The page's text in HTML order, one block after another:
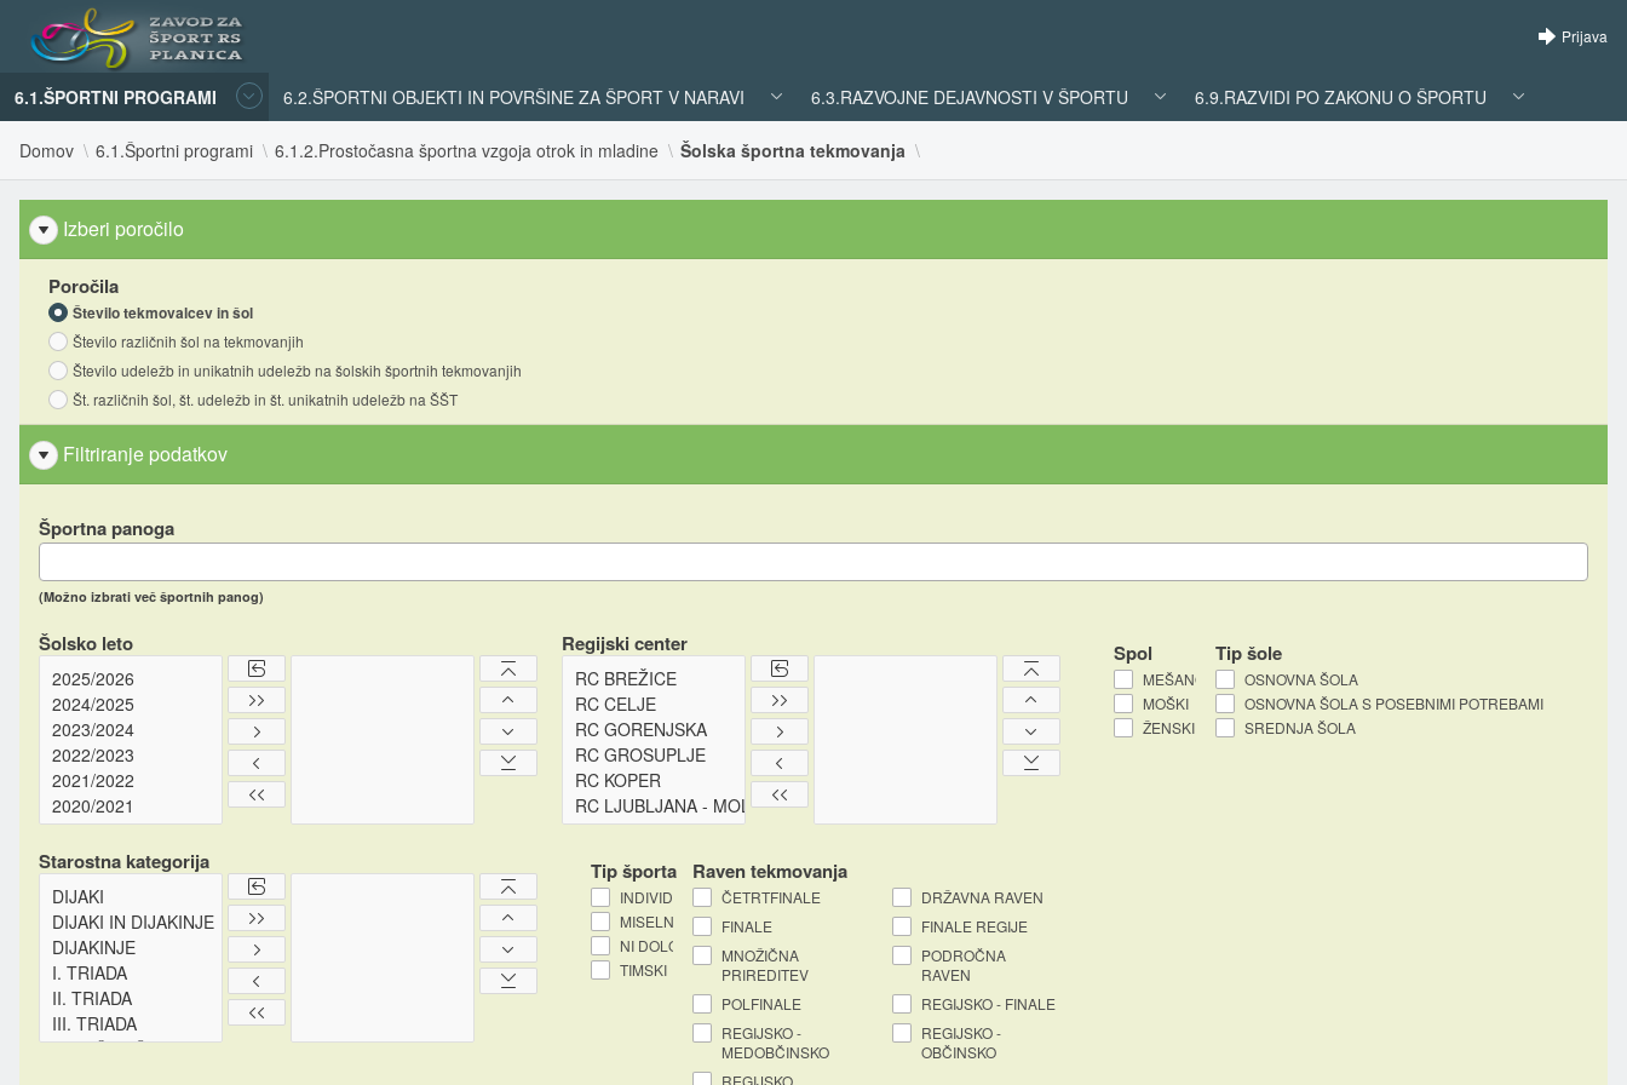
Prijava
6.1.ŠPORTNI PROGRAMI 6.2.ŠPORTNI OBJEKTI IN POVRŠINE ZA ŠPORT V NARAVI 6.3.RAZVOJNE DEJAVNOSTI V ŠPORTU 6.9.RAZVIDI PO ZAKONU O ŠPORTU
Domov 6.1.Športni programi 6.1.2.Prostočasna športna vzgoja otrok in mladine Šolska športna tekmovanja
Izberi poročilo
Poročila
Število tekmovalcev in šol
Število različnih šol na tekmovanjih
Število udeležb in unikatnih udeležb na šolskih športnih tekmovanjih
Št. različnih šol, št. udeležb in št. unikatnih udeležb na ŠŠT
Filtriranje podatkov
Športna panoga
(Možno izbrati več športnih panog)
Šolsko leto Regijski center Spol
MEŠANO
MOŠKI
ŽENSKI
Tip šole
OSNOVNA ŠOLA
OSNOVNA ŠOLA S POSEBNIMI POTREBAMI
SREDNJA ŠOLA
Starostna kategorija Tip športa
INDIVIDUALNI
MISELNI
NI DOLOČEN
TIMSKI
Raven tekmovanja
ČETRTFINALE
DRŽAVNA RAVEN
FINALE
FINALE REGIJE
MNOŽIČNA
PRIREDITEV
PODROČNA
RAVEN
POLFINALE
REGIJSKO - FINALE
REGIJSKO -
MEDOBČINSKO
REGIJSKO -
OBČINSKO
REGIJSKO